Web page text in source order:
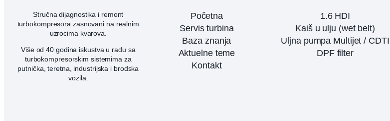
Stručna dijagnostika i remont
turbokompresora zasnovani na realnim
uzrocima kvarova.
Više od 40 godina iskustva u radu sa
turbokompresorskim sistemima za
putnička, teretna, industrijska i brodska
vozila.
Početna
Servis turbina
Baza znanja
Aktuelne teme
Kontakt
1.6 HDI
Kaiš u ulju (wet belt)
Uljna pumpa Multijet / CDTI
DPF filter